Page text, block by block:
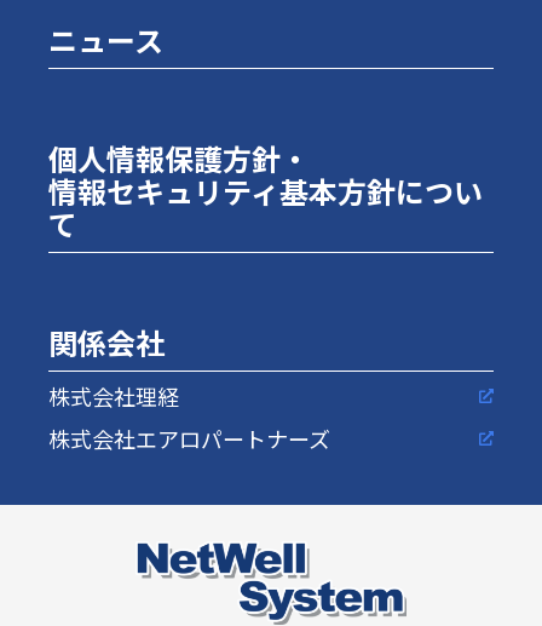
ニュース
個人情報保護方針・
情報セキュリティ基本方針につい
て
関係会社
株式会社理経
株式会社エアロパートナーズ